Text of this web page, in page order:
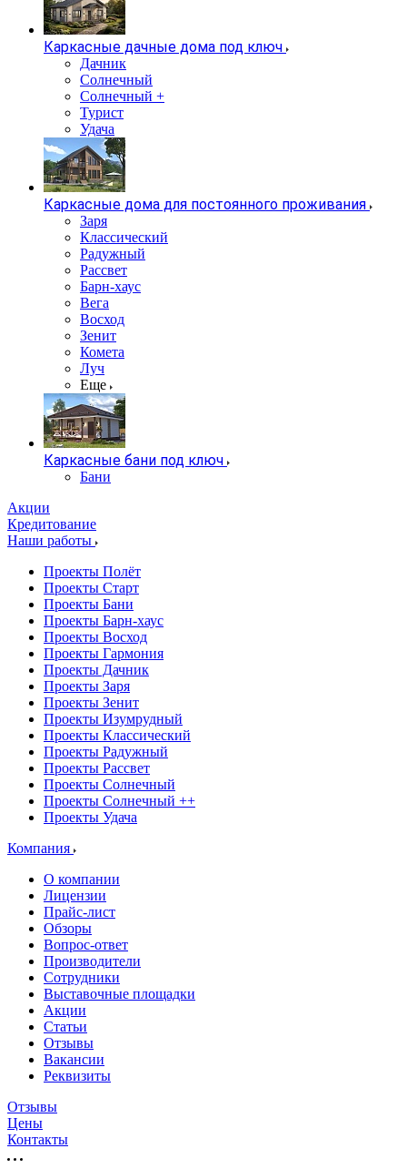
Каркасные дачные дома под ключ
Дачник
Солнечный
Солнечный +
Турист
Удача
Каркасные дома для постоянного проживания
Заря
Классический
Радужный
Рассвет
Барн-хаус
Вега
Восход
Зенит
Комета
Луч
Еще
Каркасные бани под ключ
Бани
Акции
Кредитование
Наши работы
Проекты Полёт
Проекты Старт
Проекты Бани
Проекты Барн-хаус
Проекты Восход
Проекты Гармония
Проекты Дачник
Проекты Заря
Проекты Зенит
Проекты Изумрудный
Проекты Классический
Проекты Радужный
Проекты Рассвет
Проекты Солнечный
Проекты Солнечный ++
Проекты Удача
Компания
О компании
Лицензии
Прайс-лист
Обзоры
Вопрос-ответ
Производители
Сотрудники
Выставочные площадки
Акции
Статьи
Отзывы
Вакансии
Реквизиты
Отзывы
Цены
Контакты